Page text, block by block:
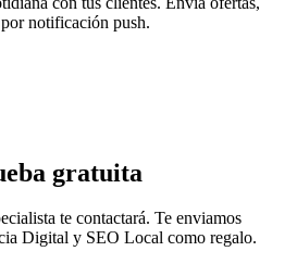
notificación push.
gratuita
te contactará. Te enviamos
Digital y SEO Local como regalo.